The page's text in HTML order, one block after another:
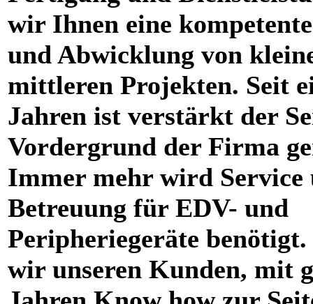
wir Ihnen eine
und Abwicklung von
mittleren Projekten. Seit
Jahren ist verstärkt der
Vordergrund der Firma
Immer mehr wird Service
Betreuung für EDV- und
Peripheriegeräte
wir unseren Kunden, mit